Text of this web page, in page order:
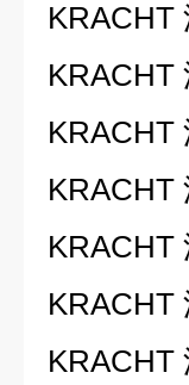
KRACHT
KRACHT
KRACHT
KRACHT
KRACHT
KRACHT
KRACHT